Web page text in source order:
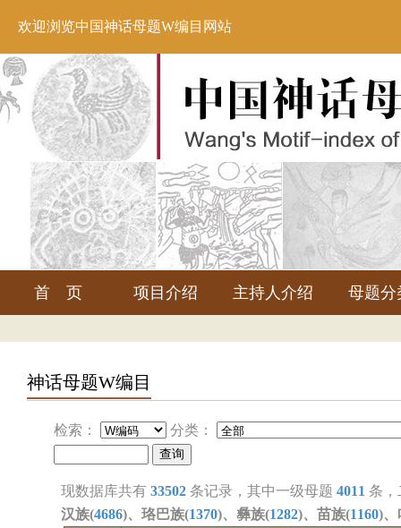
欢迎浏览中国神话母题W编目网站
首 页 项目介绍 主持人介绍 母题分
神话母题W编目
检索： 分类：
现数据库共有 33502 条记录，其中一级母题 4011 条
汉族(4686)、珞巴族(1370)、彝族(1282)、苗族(1160)、